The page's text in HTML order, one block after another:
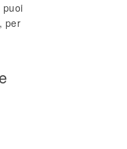
puoi
per